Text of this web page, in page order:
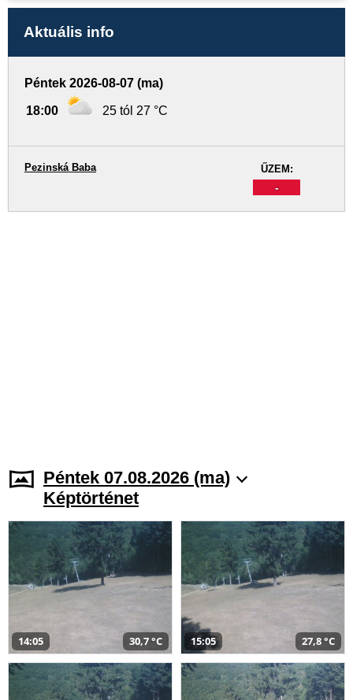
Aktuális info
Péntek 2026-08-07 (ma)
18:00 25 tól 27 °C
ŰZEM:
-
Pezinská Baba
Péntek 07.08.2026 (ma)
Képtörténet
14:05 30,7 °C 15:05 27,8 °C